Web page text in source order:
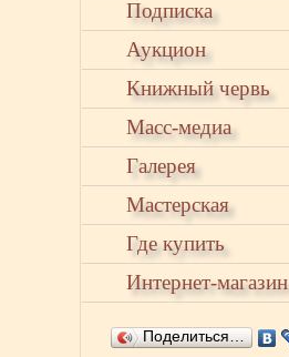
Подписка
Аукцион
Книжный червь
Масс-медиа
Галерея
Мастерская
Где купить
Интернет-магазин
Поделиться…